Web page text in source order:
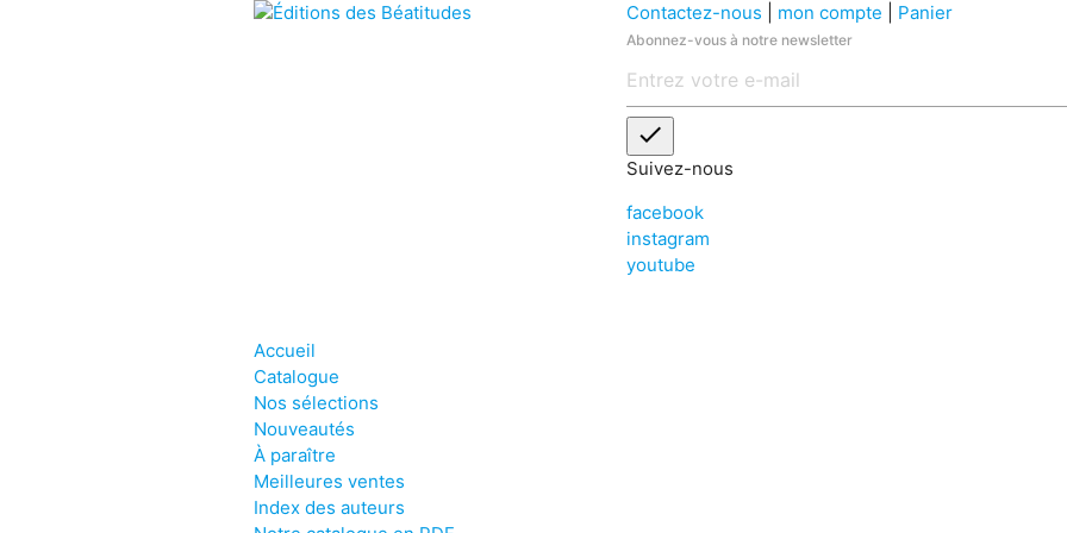
Contactez-nous mon compte Panier
Abonnez-vous à notre newsletter
check
Suivez-nous
facebook
instagram
youtube
Accueil
Catalogue
Nos sélections
Nouveautés
À paraître
Meilleures ventes
Index des auteurs